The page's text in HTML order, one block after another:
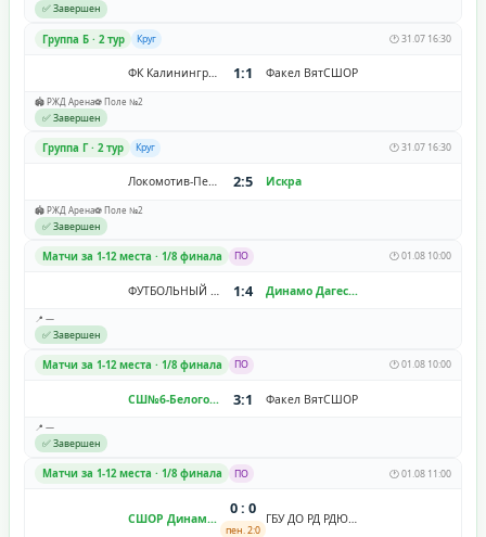
✅ Завершен
Группа Б · 2 тур Круг 🕐 31.07 16:30
ФК Калининград 1:1 Факел ВятСШОР
🏟️ РЖД Арена⚽ Поле №2
✅ Завершен
Группа Г · 2 тур Круг 🕐 31.07 16:30
Локомотив-Перово 2014 2:5 Искра
🏟️ РЖД Арена⚽ Поле №2
✅ Завершен
Матчи за 1-12 места · 1/8 финала ПО 🕐 01.08 10:00
1:4 Динамо Дагестан
📍 —
✅ Завершен
Матчи за 1-12 места · 1/8 финала ПО 🕐 01.08 10:00
СШ№6-Белогорье 3:1 Факел ВятСШОР
📍 —
✅ Завершен
Матчи за 1-12 места · 1/8 финала ПО 🕐 01.08 11:00
СШОР Динамо
0 : 0
пен. 2:0